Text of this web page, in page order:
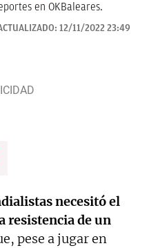
en OKBaleares.
12/11/2022 23:49
necesitó el
resistencia de un
pese a jugar en